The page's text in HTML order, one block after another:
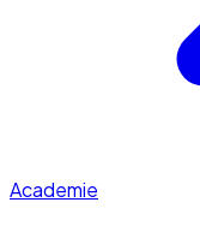
Academie